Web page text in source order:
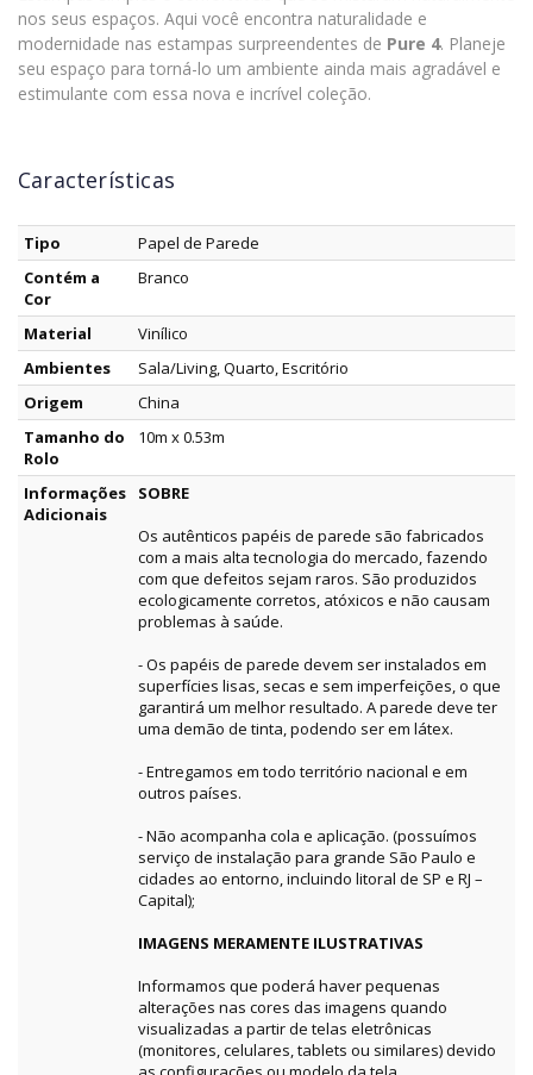
nos seus espaços. Aqui você encontra naturalidade e
modernidade nas estampas surpreendentes de Pure 4. Planeje
seu espaço para torná-lo um ambiente ainda mais agradável e
estimulante com essa nova e incrível coleção.
Características
Tipo
Papel de Parede
Contém a
Cor
Branco
Material
Vinílico
Ambientes
Sala/Living, Quarto, Escritório
Origem
China
Tamanho do
Rolo
10m x 0.53m
Informações
Adicionais
SOBRE
Os autênticos papéis de parede são fabricados
com a mais alta tecnologia do mercado, fazendo
com que defeitos sejam raros. São produzidos
ecologicamente corretos, atóxicos e não causam
problemas à saúde.
- Os papéis de parede devem ser instalados em
superfícies lisas, secas e sem imperfeições, o que
garantirá um melhor resultado. A parede deve ter
uma demão de tinta, podendo ser em látex.
- Entregamos em todo território nacional e em
outros países.
- Não acompanha cola e aplicação. (possuímos
serviço de instalação para grande São Paulo e
cidades ao entorno, incluindo litoral de SP e RJ –
Capital);
IMAGENS MERAMENTE ILUSTRATIVAS
Informamos que poderá haver pequenas
alterações nas cores das imagens quando
visualizadas a partir de telas eletrônicas
(monitores, celulares, tablets ou similares) devido